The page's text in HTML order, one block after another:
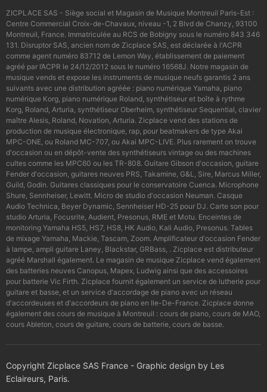
ZICPLACE SAS - Siège social et Magasin de Musique Montreuil Paris-Est :
Centre Commercial Croix-de-Chavaux, niveau -1, 2 Blvd de Chanzy, 93100
Montreuil, France. Immatriculée au RCS de Bobigny sous le numéro 843 346
131. Disruptor SAS, ancien nom de Zicplace SAS, est déclarée à l'ACPR
comme agent numéro 83712 de Lemon Way, établissement de paiement
agréé par l’ACPR le 24/12/2012 sous le numéro 16568J. Notre magasin de
musique vends et expose les instruments de musique neufs garantis 2 ans
suivants avec une distribution agréée : piano numérique Yamaha, piano
numérique Korg, piano numérique Roland, synthétiseur et boîte à rythme
Korg, Roland, Arturia, synthétiseur Oberheim, synthétiseur Sequential, clavier
maître Alesis, Roland, Novation, Arturia. Zicplace vend des stations de
production de musique électronique, rap, pour beatmakers de type Akai
MPC-ONE, ou Roland MC-707, ou Akai MPC-LIVE. Plus rarement on trouve
d'occasion ou en dépôt-vente des synthétiseurs vintage ou des machines
cultes comme les MPC60 ou les TR-808. Guitare Gibson d'occasion, guitare
Fender d'occasion, guitares neuves PRS, Takamine, G&L, Sire, Marcus Miller,
Guild, Godin. Guitares classiques pour le conservatoire Cuenca. Microphone
Shure, Sennheiser, Lewitt. Micro de studio d'occasion Neuman. Casque
Audio Technica, Beyer Dynamic, Sennheiser HD-25 pour DJ. Carte son pour
studio Arturia, Focusrite, Audient, Presonus, RME et Motu. Enceintes de
monitoring Yamaha HS5, HS7, HS8, HK Audio, Kali Audio, Presonus. Tables
de mixage Yamaha, Mackie, Tascam, Zoom. Amplificateur d'occasion Fender
à lampe, ampli guitare Laney, Blackstar, GRBass, . Zicplace est distributeur
agréé Marshall également. Le magasin de musique Zicplace vend également
des batteries neuves Canopus, Mapex, Ludwig ainsi que des accessoires
pour batterie Vic Firth. Zicplace fournit également un service de lutherie pour
guitare et basse, et un service d'accordage de piano avec un réseau
d'accordeuses et d'accordeurs de piano en Ile-De-France. Zicplace donne
également des cours de musique à Montreuil : cours de piano, cours de MAO,
cours Ableton, cours de guitare, cours de batterie, cours de basse.
Copyright Zicplace SAS France - Graphic design by Les
Eclaireurs, Paris.